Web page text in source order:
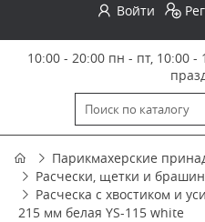
Войти
10:00 - 20:00 пн - пт, 10:00
Парикмахерские
Расчески, щетки и
Расческа с хвостиком и
215 мм белая YS-115 white